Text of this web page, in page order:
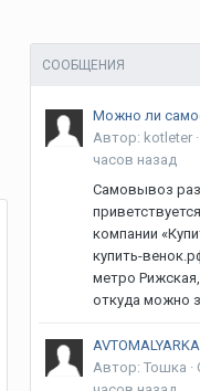
СООБЩЕНИЯ
Автор: kotleter ·
часов назад
Самовывоз
компании
купить-
метро
откуда можно
Автор:Тошка ·